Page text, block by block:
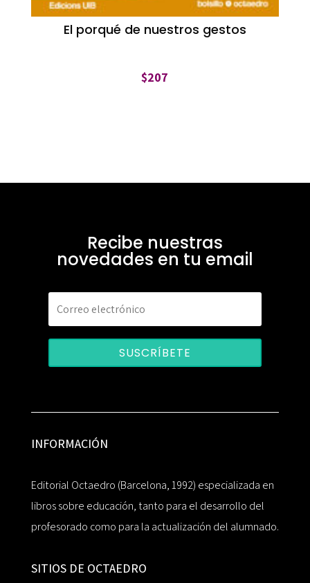
El porqué de nuestros gestos
$207
Recibe nuestras
novedades en tu email
SUSCRÍBETE
INFORMACIÓN
Editorial Octaedro (Barcelona, 1992) especializada en
libros sobre educación, tanto para el desarrollo del
profesorado como para la actualización del alumnado.
SITIOS DE OCTAEDRO